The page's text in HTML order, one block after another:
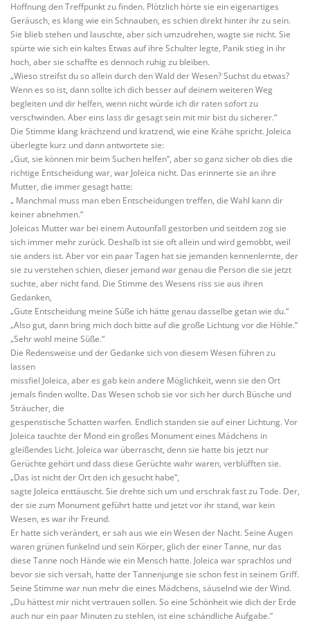
Hoffnung den Treffpunkt zu finden. Plötzlich hörte sie ein eigenartiges
Geräusch, es klang wie ein Schnauben, es schien direkt hinter ihr zu sein.
Sie blieb stehen und lauschte, aber sich umzudrehen, wagte sie nicht. Sie
spürte wie sich ein kaltes Etwas auf ihre Schulter legte, Panik stieg in ihr
hoch, aber sie schaffte es dennoch ruhig zu bleiben.
„Wieso streifst du so allein durch den Wald der Wesen? Suchst du etwas?
Wenn es so ist, dann sollte ich dich besser auf deinem weiteren Weg
begleiten und dir helfen, wenn nicht würde ich dir raten sofort zu
verschwinden. Aber eins lass dir gesagt sein mit mir bist du sicherer.“
Die Stimme klang krächzend und kratzend, wie eine Krähe spricht. Joleica
überlegte kurz und dann antwortete sie:
„Gut, sie können mir beim Suchen helfen“, aber so ganz sicher ob dies die
richtige Entscheidung war, war Joleica nicht. Das erinnerte sie an ihre
Mutter, die immer gesagt hatte:
„ Manchmal muss man eben Entscheidungen treffen, die Wahl kann dir
keiner abnehmen.“
Joleicas Mutter war bei einem Autounfall gestorben und seitdem zog sie
sich immer mehr zurück. Deshalb ist sie oft allein und wird gemobbt, weil
sie anders ist. Aber vor ein paar Tagen hat sie jemanden kennenlernte, der
sie zu verstehen schien, dieser jemand war genau die Person die sie jetzt
suchte, aber nicht fand. Die Stimme des Wesens riss sie aus ihren
Gedanken,
„Gute Entscheidung meine Süße ich hätte genau dasselbe getan wie du.“
„Also gut, dann bring mich doch bitte auf die große Lichtung vor die Höhle.“
„Sehr wohl meine Süße.“
Die Redensweise und der Gedanke sich von diesem Wesen führen zu
lassen
missfiel Joleica, aber es gab kein andere Möglichkeit, wenn sie den Ort
jemals finden wollte. Das Wesen schob sie vor sich her durch Büsche und
Sträucher, die
gespenstische Schatten warfen. Endlich standen sie auf einer Lichtung. Vor
Joleica tauchte der Mond ein großes Monument eines Mädchens in
gleißendes Licht. Joleica war überrascht, denn sie hatte bis jetzt nur
Gerüchte gehört und dass diese Gerüchte wahr waren, verblüfften sie.
„Das ist nicht der Ort den ich gesucht habe“,
sagte Joleica enttäuscht. Sie drehte sich um und erschrak fast zu Tode. Der,
der sie zum Monument geführt hatte und jetzt vor ihr stand, war kein
Wesen, es war ihr Freund.
Er hatte sich verändert, er sah aus wie ein Wesen der Nacht. Seine Augen
waren grünen funkelnd und sein Körper, glich der einer Tanne, nur das
diese Tanne noch Hände wie ein Mensch hatte. Joleica war sprachlos und
bevor sie sich versah, hatte der Tannenjunge sie schon fest in seinem Griff.
Seine Stimme war nun mehr die eines Mädchens, säuselnd wie der Wind.
„Du hättest mir nicht vertrauen sollen. So eine Schönheit wie dich der Erde
auch nur ein paar Minuten zu stehlen, ist eine schändliche Aufgabe.“